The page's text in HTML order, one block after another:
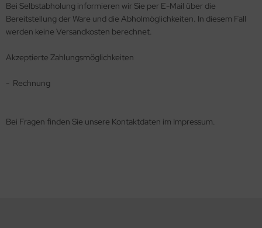
Bei Selbstabholung informieren wir Sie per E-Mail über die
Bereitstellung der Ware und die Abholmöglichkeiten. In diesem Fall
werden keine Versandkosten berechnet.
Akzeptierte Zahlungsmöglichkeiten
- Rechnung
Bei Fragen finden Sie unsere Kontaktdaten im Impressum.